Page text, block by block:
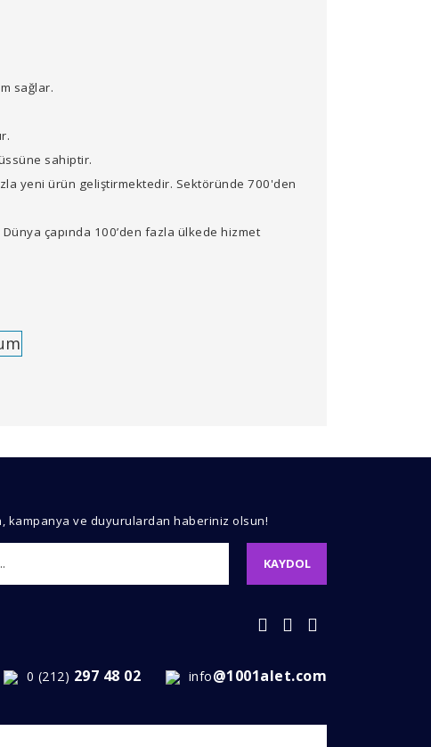
sağlar.
sahiptir.
yeni ürün geliştirmektedir. Sektöründe 700'den
çapında 100’den fazla ülkede hizmet
kampanya ve duyurulardan haberiniz olsun!
KAYDOL
0 (212) 297 48 02 info@1001alet.com